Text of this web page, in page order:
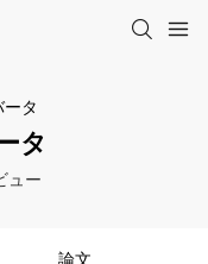
タ
タ
ュー
論文